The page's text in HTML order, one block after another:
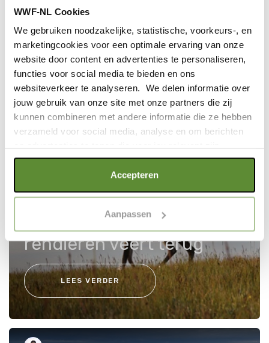
WWF-NL Cookies
We gebruiken noodzakelijke, statistische, voorkeurs-, en
marketingcookies voor een optimale ervaring van onze
website door content en advertenties te personaliseren,
functies voor social media te bieden en ons
websiteverkeer te analyseren. We delen informatie over
jouw gebruik van onze site met onze partners die zij
kunnen combineren met andere informatie die ze hebben
verzameld voor social media, analyse en om berichten
Als je op "Alle cookies accepteren" klikt, ga je akkoord
met een optimaal gebruik van de website. Als je niet alle
"selectie toestaan" of "alleen noodzakelijke cookies", wat
wel gevolgen kan hebben voor de gebruiksvriendelijkheid
van de website. Voor meer inzage in de cookies klik dan
op "Cookie instellingen". Lees voor meer informatie
onzeCookie Policy
Accepteren
Aanpassen
Werk aan de winkel in
Groenland
BLOG,KLIMAAT,DIEREN,RENDIER
Aantal Siberische
rendieren veert terug
LEES VERDER